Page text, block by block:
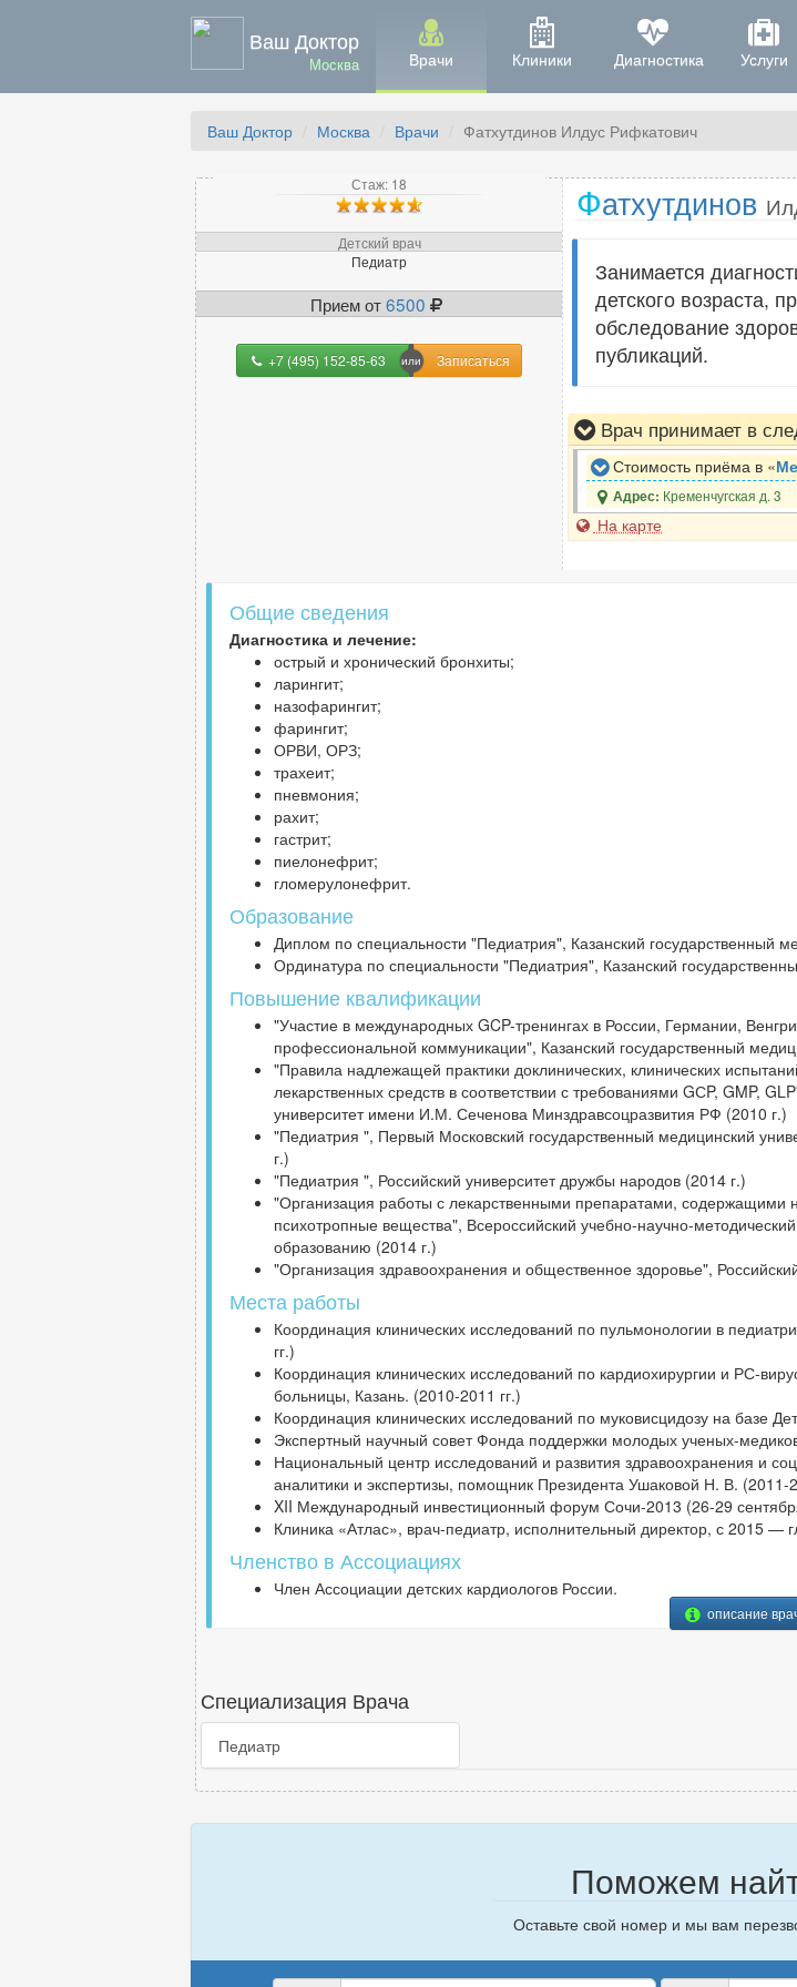
Ваш Доктор
Москва Врачи Клиники Диагностика Услуги
Ваш Доктор Москва Врачи Фатхутдинов Илдус Рифкатович
Стаж: 18
Детский врач
Педиатр
Прием от6500
+7 (495) 152-85-63 Записаться
Фатхутдинов
Занимается
детского возраста,
обследование
публикаций.
Врач принимает в
Стоимость приёма в «
Адрес: Кременчугская д. 3
На карте
Общие сведения
Диагностика и лечение:
острый и хронический бронхиты;
ларингит;
назофарингит;
фарингит;
ОРВИ, ОРЗ;
трахеит;
пневмония;
рахит;
гастрит;
пиелонефрит;
гломерулонефрит.
Образование
Диплом по специальности "Педиатрия", Казанский государственный
Ординатура по специальности "Педиатрия", Казанский
Повышение квалификации
"Участие в международных GCP-тренингах в России, Германии,
профессиональной коммуникации", Казанский государственный
"Правила надлежащей практики доклинических, клинических
лекарственных средств в соответствии с требованиями GСP, GMP,
университет имени И.М. Сеченова Минздравсоцразвития РФ (2010 г.)
"Педиатрия ", Первый Московский государственный медицинский
г.)
"Педиатрия ", Российский университет дружбы народов (2014 г.)
"Организация работы с лекарственными препаратами, содержащими
психотропные вещества", Всероссийский учебно-научно-
образованию (2014 г.)
"Организация здравоохранения и общественное здоровье",
Места работы
Координация клинических исследований по пульмонологии в
гг.)
Координация клинических исследований по кардиохирургии и РС-
больницы, Казань. (2010-2011 гг.)
Координация клинических исследований по муковисцидозу на базе
Экспертный научный совет Фонда поддержки молодых ученых-
Национальный центр исследований и развития здравоохранения
аналитики и экспертизы, помощник Президента Ушаковой Н. В. (2011-
XII Международный инвестиционный форум Сочи-2013 (26-29
Клиника «Атлас», врач-педиатр, исполнительный директор, с 2015 —
Членство в Ассоциациях
Член Ассоциации детских кардиологов России.
описание
Специализация Врача
Педиатр
Поможем
Оставьте свой номер и мы вам